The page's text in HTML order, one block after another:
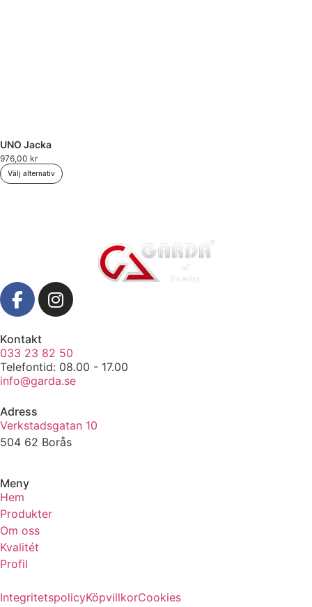
UNO Jacka
976,00 kr
Välj alternativ
Kontakt
033 23 82 50
Telefontid: 08.00 - 17.00
info@garda.se
Adress
Verkstadsgatan 10
504 62 Borås
Meny
Hem
Produkter
Om oss
Kvalitét
Profil
IntegritetspolicyKöpvillkorCookies